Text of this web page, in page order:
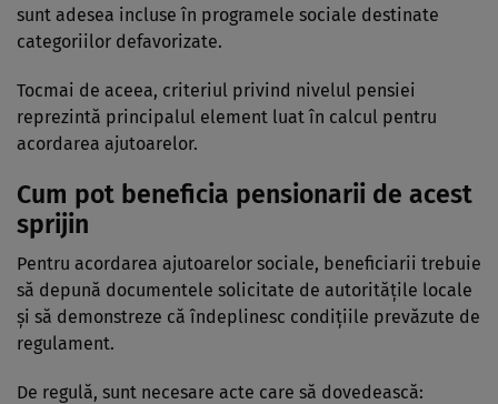
sunt adesea incluse în programele sociale destinate
categoriilor defavorizate.
Tocmai de aceea, criteriul privind nivelul pensiei
reprezintă principalul element luat în calcul pentru
acordarea ajutoarelor.
Cum pot beneficia pensionarii de acest
sprijin
Pentru acordarea ajutoarelor sociale, beneficiarii trebuie
să depună documentele solicitate de autoritățile locale
și să demonstreze că îndeplinesc condițiile prevăzute de
regulament.
De regulă, sunt necesare acte care să dovedească: